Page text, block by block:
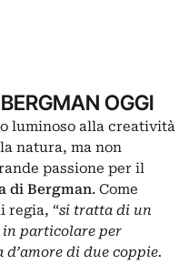
OGGI
luminoso alla creatività
natura, ma non
passione per il
di Bergman. Come
regia, “si tratta di un
in particolare per
di due coppie.